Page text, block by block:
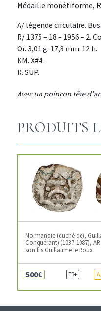
Médaille monétiforme,
A/ légende circulaire.
R/ 1375 – 18 – 1956 – 2.
Or. 3,01 g. 17,8 mm. 12 h.
KM. X#4.
R. SUP.
Avec un poinçon tête
PRODUITS
Normandie (duché de),
Conquérant) (1037-1087),
son fils Guillaume le Roux
500€ TB+